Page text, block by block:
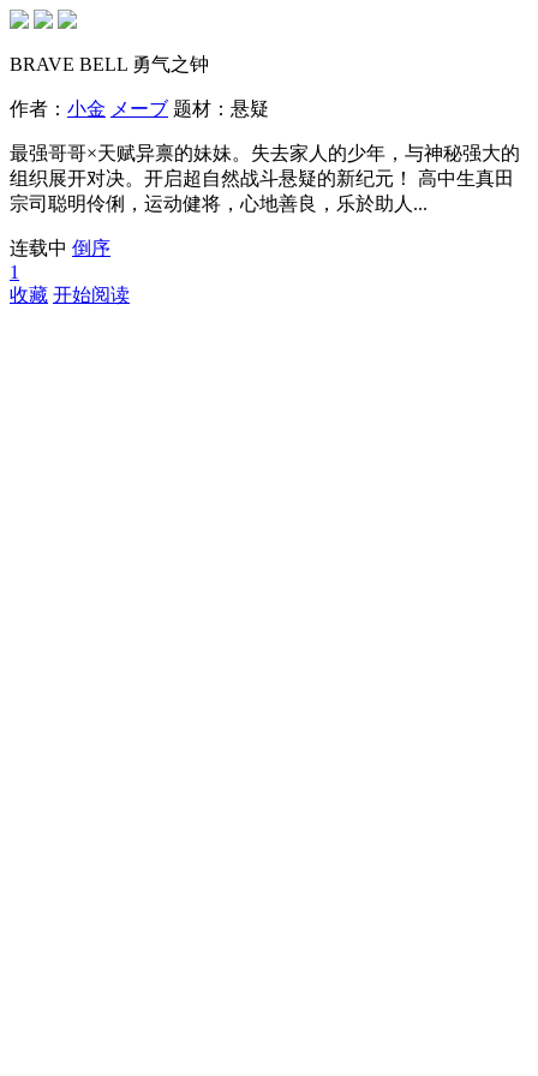
BRAVE BELL 勇气之钟
作者： 小金 メーブ 题材： 悬疑
最强哥哥×天赋异禀的妹妹。失去家人的少年，与神秘强大的
组织展开对决。开启超自然战斗悬疑的新纪元！ 高中生真田
宗司聪明伶俐，运动健将，心地善良，乐於助人...
连载中 倒序
1
收藏 开始阅读